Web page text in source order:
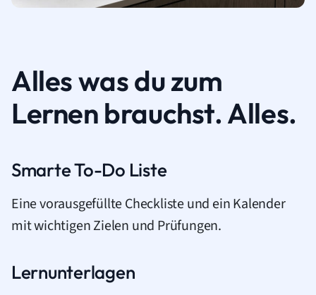
Alles was du zum
Lernen brauchst. Alles.
Smarte To-Do Liste
Eine vorausgefüllte Checkliste und ein Kalender
mit wichtigen Zielen und Prüfungen.
Lernunterlagen